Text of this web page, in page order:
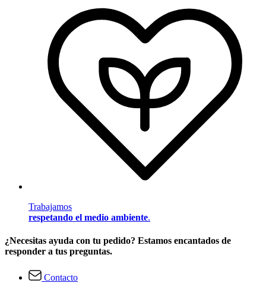
Trabajamos
respetando el medio ambiente.
¿Necesitas ayuda con tu pedido? Estamos encantados de
responder a tus preguntas.
Contacto